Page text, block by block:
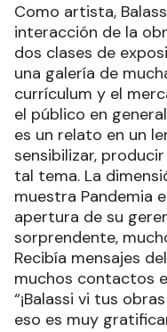
Como artista,
interacción de la
dos clases de
una galería de
currículum y el
el público en
es un relato en un
sensibilizar,
tal tema. La
muestra Pandemia
apertura de su
sorprendente,
Recibía mensajes
muchos contactos
“¡Balassi vi tus
eso es muy